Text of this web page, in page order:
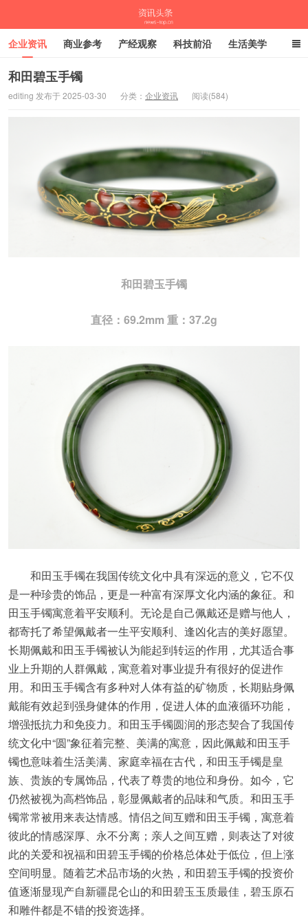
企业资讯 商业参考 产经观察 科技前沿 生活美学
时尚潮流 母婴亲子
和田碧玉手镯
editing 发布于 2025-03-30 分类： 企业资讯 阅读(584)
和田碧玉手镯
直径：69.2mm 重：37.2g
和田玉手镯在我国传统文化中具有深远的意义，它不仅
是一种珍贵的饰品，更是一种富有深厚文化内涵的象征。和
田玉手镯寓意着平安顺利。无论是自己佩戴还是赠与他人，
都寄托了希望佩戴者一生平安顺利、逢凶化吉的美好愿望。
长期佩戴和田玉手镯被认为能起到转运的作用，尤其适合事
业上升期的人群佩戴，寓意着对事业提升有很好的促进作
用。和田玉手镯含有多种对人体有益的矿物质，长期贴身佩
戴能有效起到强身健体的作用，促进人体的血液循环功能，
增强抵抗力和免疫力。和田玉手镯圆润的形态契合了我国传
统文化中“圆”象征着完整、美满的寓意，因此佩戴和田玉手
镯也意味着生活美满、家庭幸福在古代，和田玉手镯是皇
族、贵族的专属饰品，代表了尊贵的地位和身份。如今，它
仍然被视为高档饰品，彰显佩戴者的品味和气质。和田玉手
镯常常被用来表达情感。情侣之间互赠和田玉手镯，寓意着
彼此的情感深厚、永不分离；亲人之间互赠，则表达了对彼
此的关爱和祝福和田碧玉手镯的价格总体处于低位，但上涨
空间明显。随着艺术品市场的火热，和田碧玉手镯的投资价
值逐渐显现产‌自新疆昆仑山的和田碧玉玉质最佳，碧玉原石
和雕件都是不错的投资选择‌。